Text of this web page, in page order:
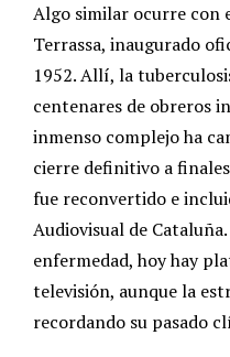
Algo similar ocurre con
Terrassa, inaugurado
1952. Allí, la
centenares de obreros
inmenso complejo ha
cierre definitivo a
fue reconvertido e
Audiovisual de
enfermedad, hoy hay
televisión, aunque la
recordando su pasado